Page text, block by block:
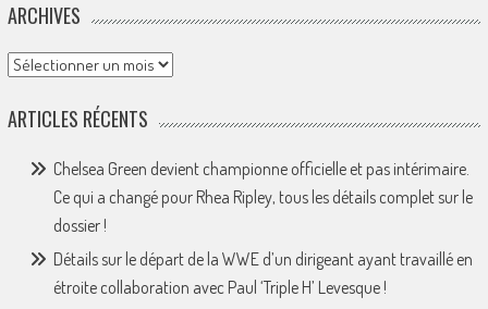
ARCHIVES
Archives
ARTICLES RÉCENTS
Chelsea Green devient championne officielle et pas intérimaire.
Ce qui a changé pour Rhea Ripley, tous les détails complet sur le
dossier !
Détails sur le départ de la WWE d’un dirigeant ayant travaillé en
étroite collaboration avec Paul ‘Triple H’ Levesque !